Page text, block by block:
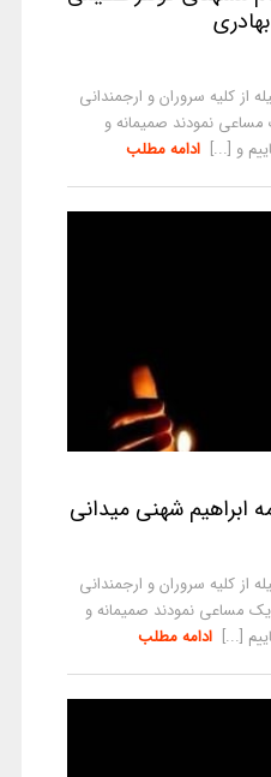
از کلیه سروران و ارجمندانی
نمودند صمیمانه و
و [...] ادامه مطلب
ابراهیم شهنی میدانی
از کلیه سروران و ارجمندانی
مساعی نمودند صمیمانه و
[...] ادامه مطلب